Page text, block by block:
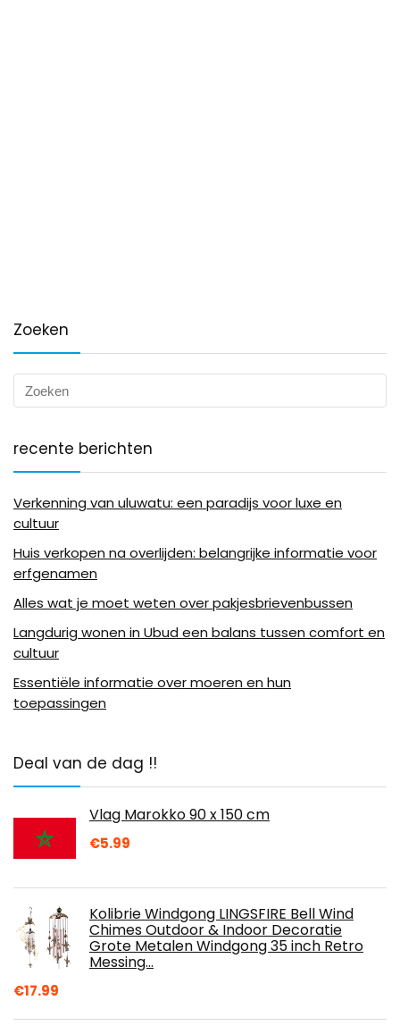
Zoeken
recente berichten
Verkenning van uluwatu: een paradijs voor luxe en
cultuur
Huis verkopen na overlijden: belangrijke informatie voor
erfgenamen
Alles wat je moet weten over pakjesbrievenbussen
Langdurig wonen in Ubud een balans tussen comfort en
cultuur
Essentiële informatie over moeren en hun
toepassingen
Deal van de dag !!
Vlag Marokko 90 x 150 cm
€5.99
Kolibrie Windgong LINGSFIRE Bell Wind
Chimes Outdoor & Indoor Decoratie
Grote Metalen Windgong 35 inch Retro
Messing…
€17.99